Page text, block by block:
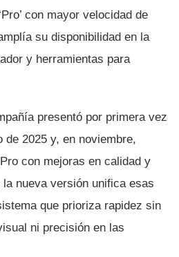
con mayor velocidad de
su disponibilidad en la
y herramientas para
presentó por primera vez
de 2025 y, en noviembre,
con mejoras en calidad y
nueva versión unifica esas
que prioriza rapidez sin
ni precisión en las